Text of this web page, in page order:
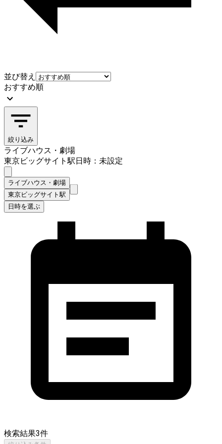
並び替え
おすすめ順
絞り込み
ライブハウス・劇場
東京ビッグサイト駅日時：未設定
ライブハウス・劇場
東京ビッグサイト駅
日時を選ぶ
検索結果3件